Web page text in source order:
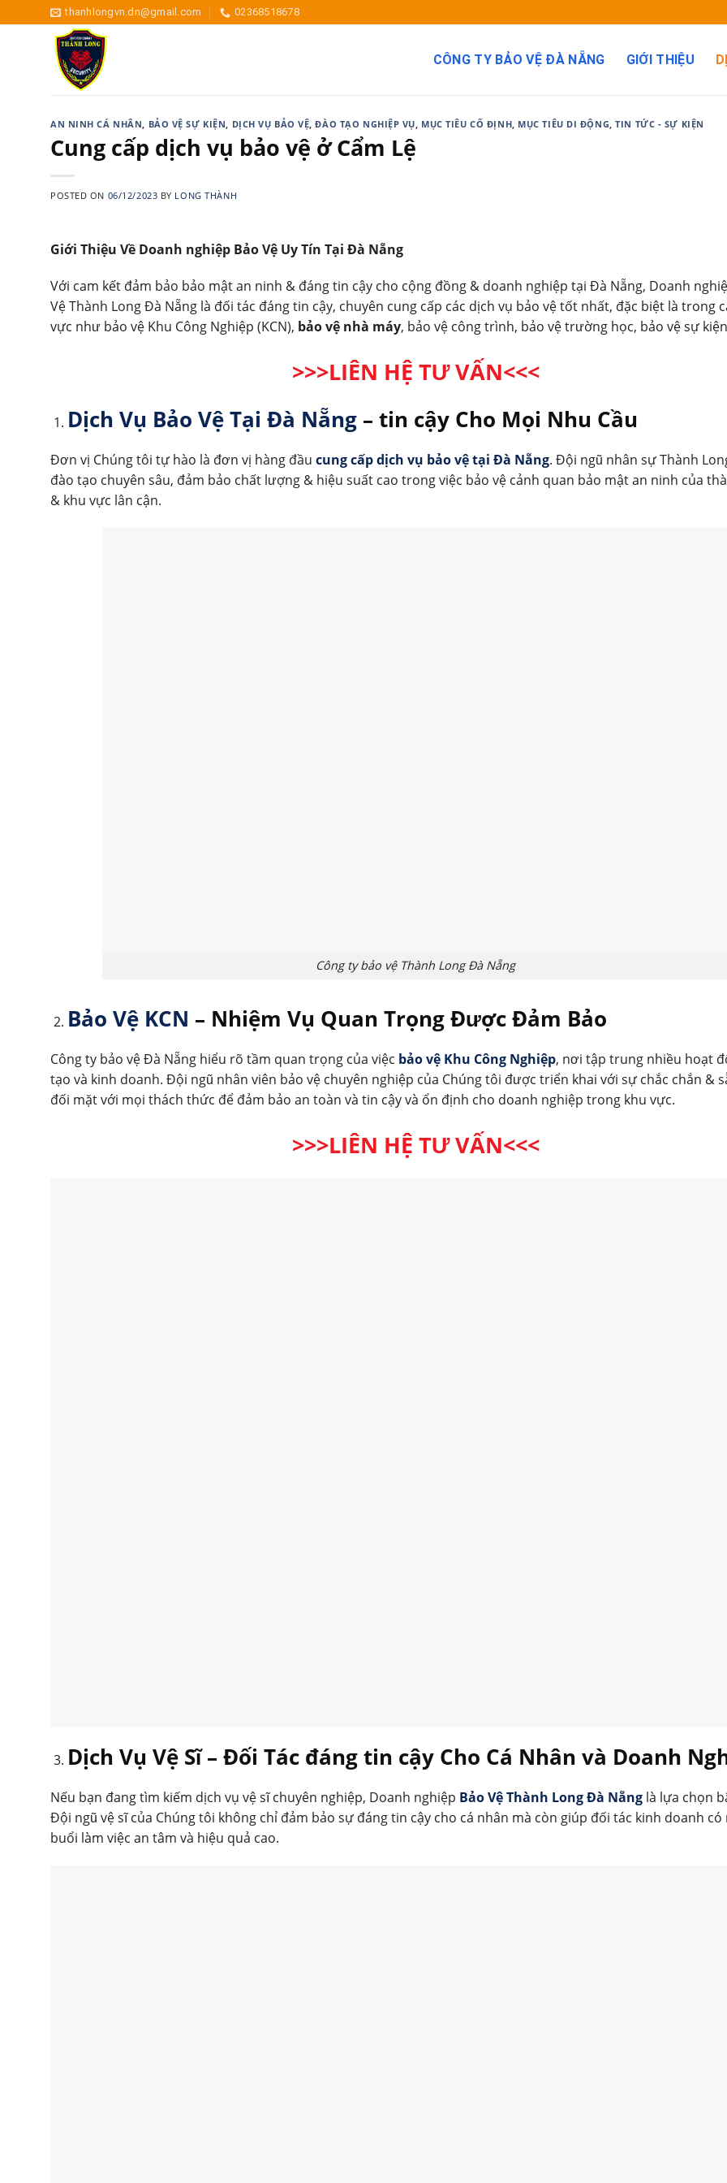
to
thanhlongvn.dn@gmail.com 02368518678
CÔNG TY BẢO VỆ ĐÀ NẴNG GIỚI THIỆU
AN NINH CÁ NHÂN, BẢO VỆ SỰ KIỆN, DỊCH VỤ BẢO VỆ,ĐÀO TẠO NGHIỆP VỤ, MỤC TIÊU CỐ ĐỊNH, MỤC TIÊU DI ĐỘNG,TIN TỨC - SỰ KIỆN
Cung cấp dịch vụ bảo vệ ở Cẩm Lệ
POSTED ON 06/12/2023 BY LONG THÀNH
Giới Thiệu Về Doanh nghiệp Bảo Vệ Uy Tín Tại Đà Nẵng
Với cam kết đảm bảo bảo mật an ninh & đáng tin cậy cho cộng đồng & doanh nghiệp tại Đà Nẵng, Doanh
Vệ Thành Long Đà Nẵng là đối tác đáng tin cậy, chuyên cung cấp các dịch vụ bảo vệ tốt nhất, đặc biệt là trong
vực như bảo vệ Khu Công Nghiệp (KCN), bảo vệ nhà máy, bảo vệ công trình, bảo vệ trường học, bảo vệ sự
>>>LIÊN HỆ TƯ VẤN<<<
Dịch Vụ Bảo Vệ Tại Đà Nẵng– tin cậy Cho Mọi Nhu Cầu
Đơn vị Chúng tôi tự hào là đơn vị hàng đầu cung cấp dịch vụ bảo vệ tại Đà Nẵng. Đội ngũ nhân sự Thành
đào tạo chuyên sâu, đảm bảo chất lượng & hiệu suất cao trong việc bảo vệ cảnh quan bảo mật an ninh của
& khu vực lân cận.
Công ty bảo vệ Thành Long Đà Nẵng
Bảo Vệ KCN – Nhiệm Vụ Quan Trọng Được Đảm Bảo
Công ty bảo vệ Đà Nẵng hiểu rõ tầm quan trọng của việc bảo vệ Khu Công Nghiệp, nơi tập trung nhiều hoạt
tạo và kinh doanh. Đội ngũ nhân viên bảo vệ chuyên nghiệp của Chúng tôi được triển khai với sự chắc chắn &
đối mặt với mọi thách thức để đảm bảo an toàn và tin cậy và ổn định cho doanh nghiệp trong khu vực.
>>>LIÊN HỆ TƯ VẤN<<<
Dịch Vụ Vệ Sĩ – Đối Tác đáng tin cậy Cho Cá Nhân và Doanh
Nếu bạn đang tìm kiếm dịch vụ vệ sĩ chuyên nghiệp, Doanh nghiệp Bảo Vệ Thành Long Đà Nẵng là lựa chọn
Đội ngũ vệ sĩ của Chúng tôi không chỉ đảm bảo sự đáng tin cậy cho cá nhân mà còn giúp đối tác kinh doanh
buổi làm việc an tâm và hiệu quả cao.